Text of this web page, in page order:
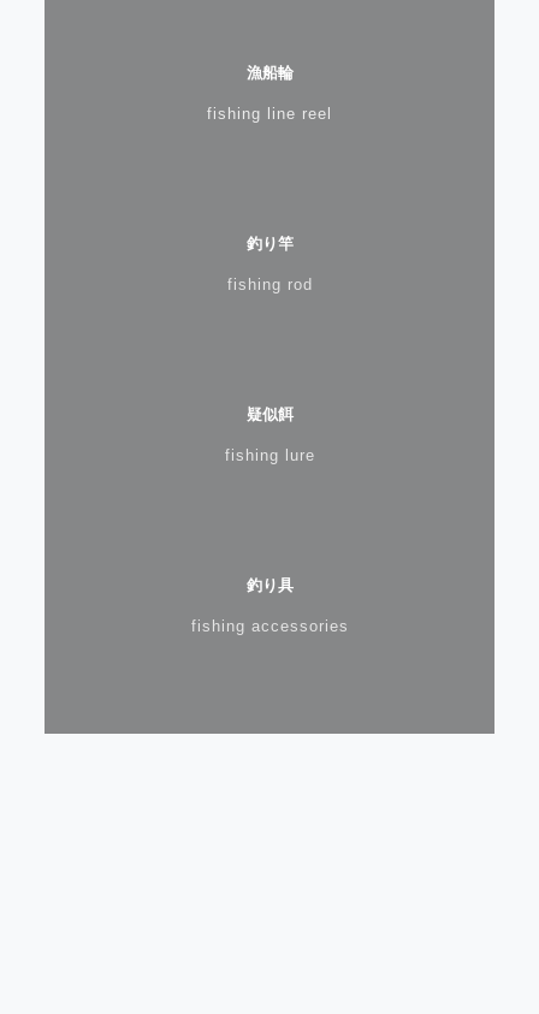
漁船輪
fishing line reel
釣り竿
fishing rod
疑似餌
fishing lure
釣り具
fishing accessories